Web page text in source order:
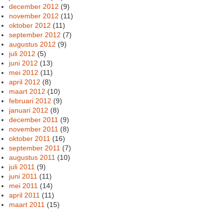
december 2012 (9)
november 2012 (11)
oktober 2012 (11)
september 2012 (7)
augustus 2012 (9)
juli 2012 (5)
juni 2012 (13)
mei 2012 (11)
april 2012 (8)
maart 2012 (10)
februari 2012 (9)
januari 2012 (8)
december 2011 (9)
november 2011 (8)
oktober 2011 (16)
september 2011 (7)
augustus 2011 (10)
juli 2011 (9)
juni 2011 (11)
mei 2011 (14)
april 2011 (11)
maart 2011 (15)